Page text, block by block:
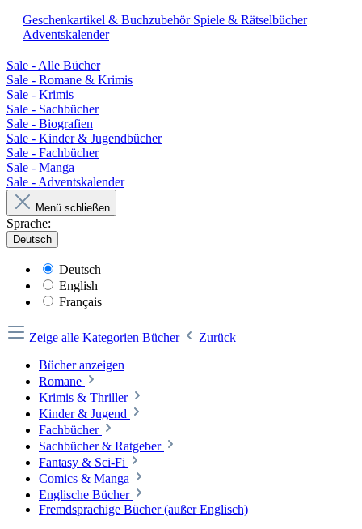
Geschenkartikel & Buchzubehör Spiele & Rätselbücher
Adventskalender
Sale - Alle Bücher
Sale - Romane & Krimis
Sale - Krimis
Sale - Sachbücher
Sale - Biografien
Sale - Kinder & Jugendbücher
Sale - Fachbücher
Sale - Manga
Sale - Adventskalender
Menü schließen
Sprache:
Deutsch
Deutsch
English
Français
Zeige alle Kategorien Bücher
Zurück
Bücher anzeigen
Romane
Krimis & Thriller
Kinder & Jugend
Fachbücher
Sachbücher & Ratgeber
Fantasy & Sci-Fi
Comics & Manga
Englische Bücher
Fremdsprachige Bücher (außer Englisch)